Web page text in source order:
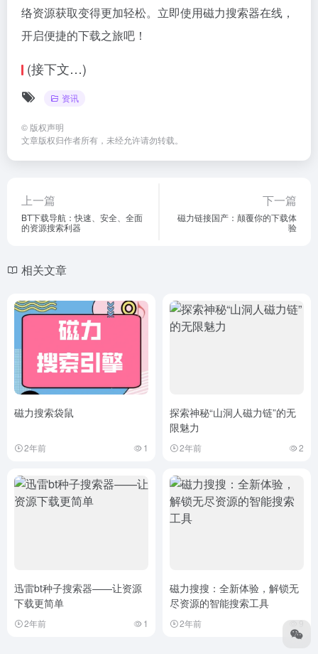
络资源获取变得更加轻松。立即使用磁力搜索器在线，
开启便捷的下载之旅吧！
(接下文…)
资讯
© 版权声明
文章版权归作者所有，未经允许请勿转载。
上一篇
BT下载导航：快速、安全、全面
的资源搜索利器
下一篇
磁力链接国产：颠覆你的下载体
验
相关文章
磁力搜索袋鼠
2年前 1
探索神秘“山洞人磁力链”的无
限魅力
2年前 2
迅雷bt种子搜索器——让资源
下载更简单
2年前 1
磁力搜搜：全新体验，解锁无
尽资源的智能搜索工具
2年前 9